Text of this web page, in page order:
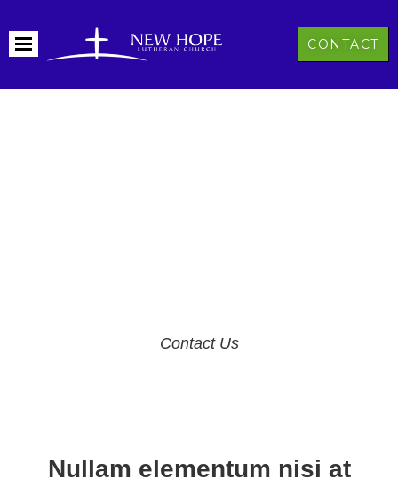
CONTACT
Contact Us
Nullam elementum nisi at